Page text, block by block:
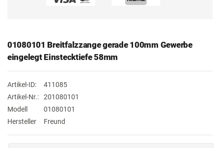
01080101 Breitfalzzange gerade 100mm Gewerbe
eingelegt Einstecktiefe 58mm
Artikel-ID:
411085
Artikel-Nr.:
201080101
Modell
01080101
Hersteller
Freund